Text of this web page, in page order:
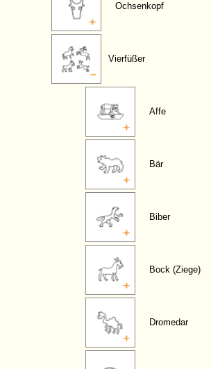
Ochsenkopf
Vierfüßer
Affe
Bär
Biber
Bock (Ziege)
Dromedar